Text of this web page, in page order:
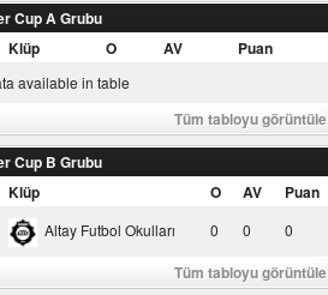
Cup A Grubu
Klüp O AV Puan
available in table
Tüm tabloyu görüntüle
Cup B Grubu
Klüp O AV Puan
Altay Futbol Okulları 0 0 0
Tüm tabloyu görüntüle